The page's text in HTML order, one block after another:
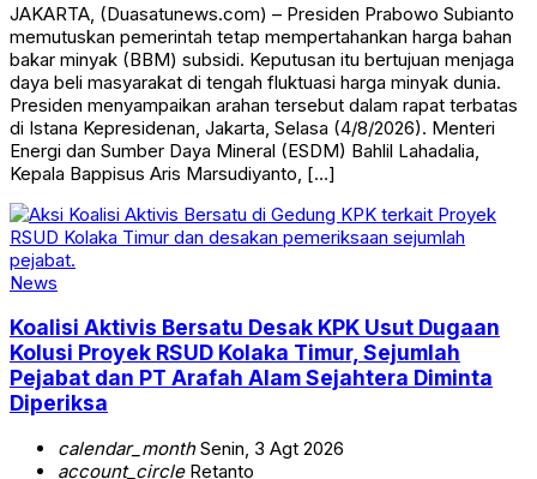
JAKARTA, (Duasatunews.com) – Presiden Prabowo Subianto
memutuskan pemerintah tetap mempertahankan harga bahan
bakar minyak (BBM) subsidi. Keputusan itu bertujuan menjaga
daya beli masyarakat di tengah fluktuasi harga minyak dunia.
Presiden menyampaikan arahan tersebut dalam rapat terbatas
di Istana Kepresidenan, Jakarta, Selasa (4/8/2026). Menteri
Energi dan Sumber Daya Mineral (ESDM) Bahlil Lahadalia,
Kepala Bappisus Aris Marsudiyanto, […]
News
Koalisi Aktivis Bersatu Desak KPK Usut Dugaan
Kolusi Proyek RSUD Kolaka Timur, Sejumlah
Pejabat dan PT Arafah Alam Sejahtera Diminta
Diperiksa
calendar_monthSenin, 3 Agt 2026
account_circleRetanto